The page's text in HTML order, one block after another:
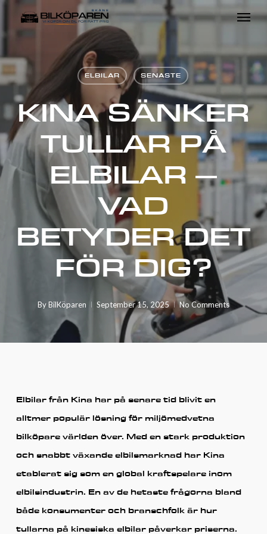
content
Menu
ELBILAR SENASTE
KINA SÄNKER
TULLAR PÅ
ELBILAR –
VAD
BETYDER DET
FÖR DIG?
ByBilKöparen September 15, 2025 No Comments
Elbilar från Kina har på senare tid blivit en
alltmer populär lösning för miljömedvetna
bilköpare världen över. Med en stark produktion
och snabbt växande elbilsmarknad har Kina
etablerat sig som en global kraftspelare inom
elbilsindustrin. En av de hetaste frågorna bland
både konsumenter och branschfolk är hur
tullarna på kinesiska elbilar påverkar priserna.